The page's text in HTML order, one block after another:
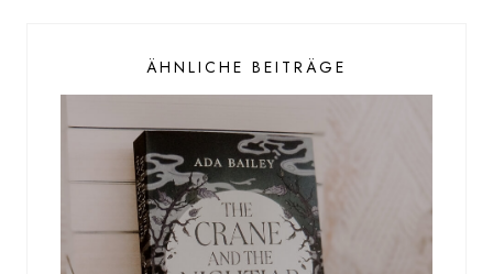
ÄHNLICHE BEITRÄGE